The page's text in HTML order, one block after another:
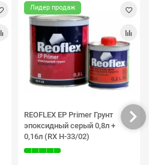
Лидер продаж
REOFLEX EP Primer Грунт
эпоксидный серый 0,8л +
0,16л (RX H-33/02)